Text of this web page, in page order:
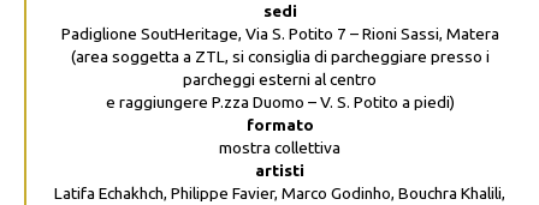
sedi
Padiglione SoutHeritage, Via S. Potito 7 – Rioni Sassi, Matera
(area soggetta a ZTL, si consiglia di parcheggiare presso i
parcheggi esterni al centro
e raggiungere P.zza Duomo – V. S. Potito a piedi)
formato
mostra collettiva
artisti
Latifa Echakhch, Philippe Favier, Marco Godinho, Bouchra Khalili,